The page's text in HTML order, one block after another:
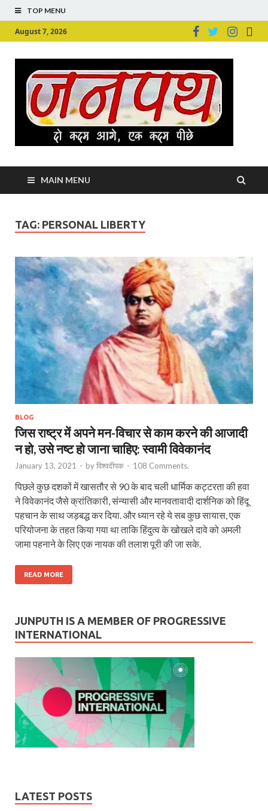
TOP MENU
August 7, 2026
MAIN MENU
TAG: PERSONAL LIBERTY
BLOG
जिस राष्ट्र में अपने मन-विचार से काम करने की आजादी
न हो, उसे नष्ट हो जाना चाहिए: स्वामी विवेकानंद
January 13, 2021 - byविश्वदीपक - 108 Comments.
पिछले कुछ दशकों में खासतौर से 90 के बाद चली धार्मिक कट्टरता की हवा
ने विवेकानंद जैसे क्रांतिकारी, संन्यासी और मानवतावादी दार्शनिक को हिंदू
पहचान के साथ जड़बद्ध कर दिया. और ध्यान रहे ये सब कुछ सायास, एक
परियोजना के तहत किया गया था ताकि हिंदुत्व के खोखले दावे को अमली
जामा पहनाने के लिए एक नायक की तलाश पूरी की जा सके.
READ MORE
JUNPUTH IS A MEMBER OF PROGRESSIVE
INTERNATIONAL
LATEST POSTS